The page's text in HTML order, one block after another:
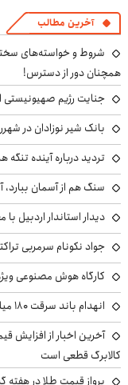
آخرین مطالب
شروط و خواسته‌های
همچنان دور از دسترس!
جنایت رژیم صهیونیستی
بانک شیر نوزادان در
تردید درباره آینده
سنگ هم از آسمان ببارد،
دیدار استاندار اردبیل
جواد نکونام سرمربی
کارگاه هوش مصنوعی
انهدام باند سرقت ۱۸۰ میلیاردی سیم و کابل برق در رفسنجان
آخرین اخبار از افزایش
کالابرگ قطعی است
پرواز قیمت طلا در